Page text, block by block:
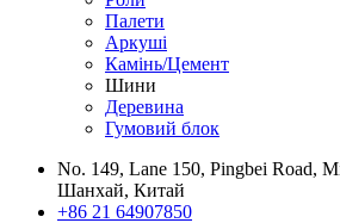
Палети
Аркуші
Камінь/Цемент
Шини
Деревина
Гумовий блок
No. 149, Lane 150, Pingbei Road,
Шанхай, Китай
+86 21 64907850